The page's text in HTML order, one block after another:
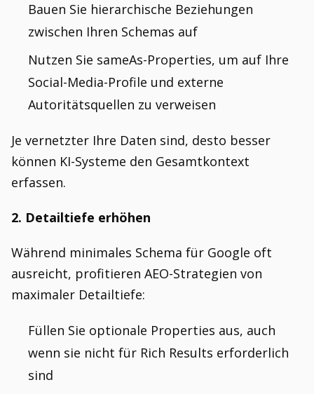
Bauen Sie hierarchische Beziehungen
zwischen Ihren Schemas auf
Nutzen Sie sameAs-Properties, um auf Ihre
Social-Media-Profile und externe
Autoritätsquellen zu verweisen
Je vernetzter Ihre Daten sind, desto besser
können KI-Systeme den Gesamtkontext
erfassen.
2. Detailtiefe erhöhen
Während minimales Schema für Google oft
ausreicht, profitieren AEO-Strategien von
maximaler Detailtiefe:
Füllen Sie optionale Properties aus, auch
wenn sie nicht für Rich Results erforderlich
sind